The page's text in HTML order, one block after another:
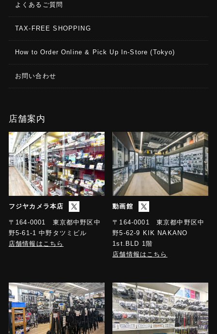
よくあるご質問
TAX-FREE SHOPPING
How to Order Online & Pick Up In-Store (Tokyo)
お問い合わせ
店舗案内
フジヤカメラ本店
〒164-0001 東京都中野区中
野5-61-1 中野タツミビル
店舗情報はこちら
動画館
〒164-0001 東京都中野区中
野5-62-9 KIK NAKANO
1st.BLD 1階
店舗情報はこちら